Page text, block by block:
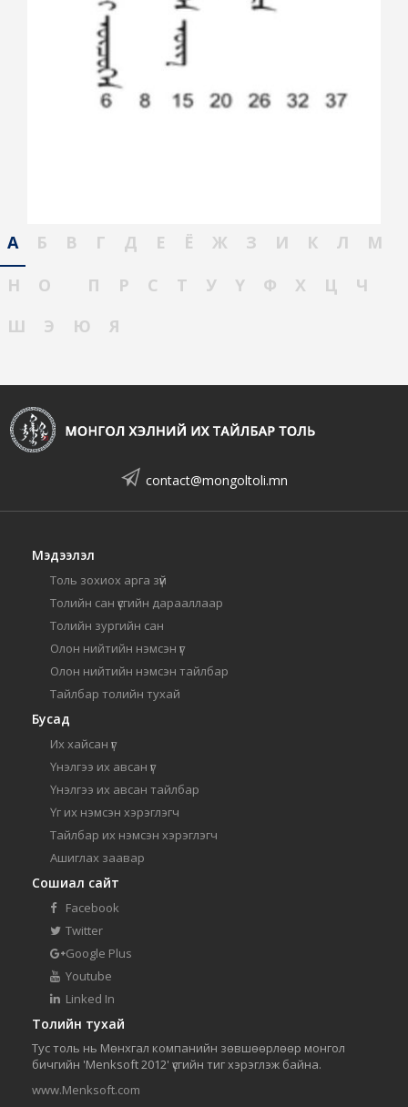
А Б В Г Д Е Ё Ж З И К Л
М
Н
О П Р С Т У Ү Ф Х Ц
Ч
Ш
Э Ю Я
contact@mongoltoli.mn
Мэдээлэл
Толь зохиох арга зүй
Толийн сан үсгийн дарааллаар
Толийн зургийн сан
Олон нийтийн нэмсэн үг
Олон нийтийн нэмсэн тайлбар
Тайлбар толийн тухай
Бусад
Их хайсан үг
Үнэлгээ их авсан үг
Үнэлгээ их авсан тайлбар
Үг их нэмсэн хэрэглэгч
Тайлбар их нэмсэн хэрэглэгч
Ашиглах заавар
Сошиал сайт
Facebook
Twitter
Google Plus
Youtube
Linked In
Толийн тухай
Тус толь нь Мөнхгал компанийн зөвшөөрлөөр монгол
бичгийн 'Menksoft 2012' үсгийн тиг хэрэглэж байна.
www.Menksoft.com